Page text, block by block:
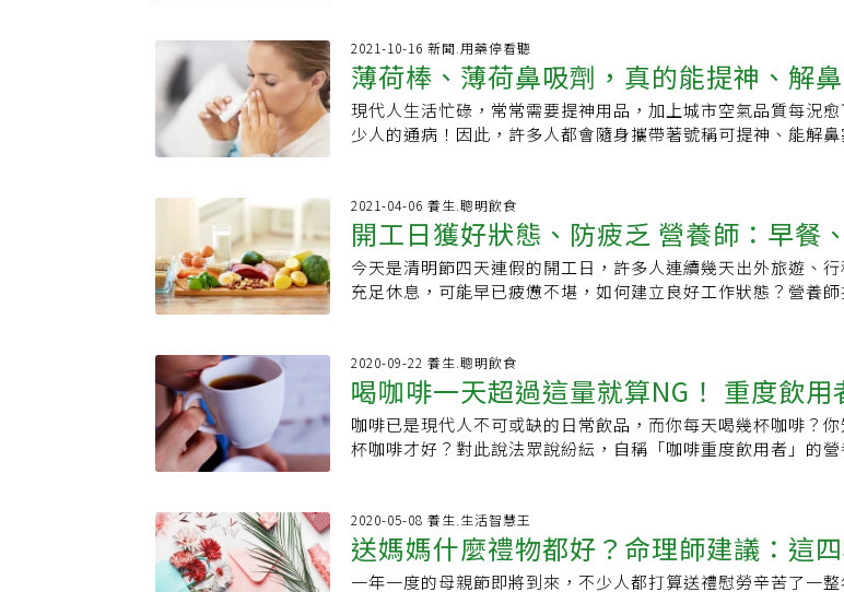
互作用。也需要特別注意避免與酒精類飲品或在太相近的時間一
心臟帶來過度的刺激，可能會引起心悸等不適症狀。平時也建議
謝提神飲料各類成分，並維持整體身體健康。 嫚嫚營養師也建
其實很多，像是喝無糖咖啡、無糖綠茶、保持營養均衡、補充B
灣人「地表最不適合喝酒」！酒癮戒不掉可能是維他命B群不足
字、圖片皆屬《今健康》所有，網站、媒體、論壇引用請註明
冰滴咖啡的風味細膩，許多店家還會再將冰滴咖啡冷藏數天熟成
層次。◎冷萃咖啡：冷萃咖啡的沖泡方式與冷泡茶相似，是將咖
冷水中，喝起來風味純淨而酸度較低，若再額外注入氮氣使冷
泡，口感會更加柔滑。二、減少負面影響，選對時間很重要蔡
寢時間是晚上10點，可拉長到睡前7小時就不喝咖啡，意即下午3
由於咖啡因在喝完後20-30分鐘才發揮作用，食藥署提醒，若有
完咖啡立刻小睡片刻，醒來剛好可發揮提振精神的效果。此外，
下，剛起床時體內皮質醇濃度最高，此時咖啡的提神效果不明
2-3小時或午餐後2-3小時飲用最佳。三、注意咖啡因標示 享受
經中樞亢奮、增加腎上腺皮質醇等賀爾蒙分泌，過量還可能導致
眠等狀況。咖啡因也會刺激胃酸分泌，使胃食道逆流或胃潰瘍
若攝取過多，甚至可能導致鈣質流失，影響骨骼健康。每天最
啡因呢？蔡孟融營養師説，每日咖啡因攝取量限制依照族群年
用咖啡無負擔：根據衛生福利部「連鎖飲料便利商店及速食業之
示規定」，現場調製的咖啡需有咖啡因含量之標示，並以顏色區
的含量。◎紅色：含有201毫克以上◎黃色：含101-200毫克◎綠
啡，其內含有咖啡因是提神的成份之一，咖啡因能夠刺激中樞神
上腺素分泌，使人呈現一種興奮的狀態，藉此達到提神的效果，
啡習慣者，長時間攝取大量咖啡因可能會出現慢性疲勞，提神的
差。◎牛磺酸：則是提神界的第一把交椅，幾乎能量飲料、提神
牛磺酸，大樹藥局張益誌藥師說明牛磺酸是一種含硫胺基酸，也
時，不建議大量服用咖啡因，以免對心臟造成負擔。◎維生素B
不能少了維生素B群，維生素B群能夠幫助體內代謝、協助心臟
具有保護神經、維持體內神經傳導物質生成的效果，甚至有些
提神，會攝取超量的B群，大樹藥局張益誌藥師解釋超量攝取B
幫助體內維持氧氣的運輸，減少缺氧帶來的疲勞，以及適當補充
身體及時補充能量，也能夠有助於提神。不過在熬夜過後身體
畢竟熬夜對身體還是有所損傷，大樹藥局張益誌藥師提醒，熬夜
維生素B、C、優質蛋白質以及胺基酸等，可以幫助身體修復，
在熬夜後身體大量累積疲勞，許多人會藉著元旦休假長時間補
生活。圖文創作：健談專家諮詢：大樹藥局 張益誌藥師本文經《
登，原文刊載於此
2021-10-16 新聞.用藥停看聽
薄荷棒、薄荷鼻吸劑，真的能提神、解
師警告：使用不當恐使問題更惡化
現代人生活忙碌，常常需要提神用品，加上城市空氣品質每況
少人的通病！因此，許多人都會隨身攜帶著號稱可提神、能解
易延誤就醫蔡藥師指出：市面上常見的薄荷棒、薄荷鼻吸劑屬於
非常容易，許多人為了提神或緩解鼻塞不適，都會使用此類藥品
成分是薄荷醇（menthol），可直接作用於神經受器，產生清涼
解鼻塞的錯覺。食藥署也提醒民眾，這類產品同時會對鼻黏膜
黏膜充血，進而降低鼻子呼吸的氣流量，長期使用可能使鼻塞問
品的吸收、代謝都與成人不同。若想給予兒童該類藥品，應詳讀
標示的用法、注意事項、使用年齡等，以及用藥後若有不適症
切勿擅自過量使用。(2)塗抹應適量，次數勿頻繁由於薄荷醇類
性，長期使用會使鼻黏膜處於刺激充血狀態，因此不可頻繁地
適，亦應立即停用並儘速就醫。(3)注意是否為合格藥品隨著網路
況越來越多，購買時應注意是否有合格的成藥字號。食藥署叮嚀
鼻吸劑內的薄荷成分能讓人提神，但若要解決鼻塞問題，仍應找
2021-04-06 養生.聰明飲食
開工日獲好狀態、防疲乏 營養師：早餐
樣吃
今天是清明節四天連假的開工日，許多人連續幾天出外旅遊、
充足休息，可能早已疲憊不堪，如何建立良好工作狀態？營養
富含維生素Ｃ的水果，有抗發炎之用，但注意不要喝咖啡或含糖
營養素的的吸收效果，力抗連假後的疲憊與壓力感。●早餐吃
白質提供能量一日之計在於「晨」，連假過後，開工日的早餐應
蛋白質，台安醫院預防醫學事業部營養師劉怡里說明，早上攝
助大腦清醒，可以吃地瓜、全麥麵包、薏仁、燕麥等，且因富含
表示，維生素B群能維護神經、內分泌系統，也有助消除疲勞、
綠色蔬菜，如地瓜葉、青江菜、綠花椰菜，或是水果，如芭樂、
木瓜、奇異果等。●下午茶吃水果配優格 補充維生素Ｃ抗連假
2020-09-22 養生.聰明飲食
喝咖啡一天超過這量就算NG！ 重度飲用
的攝取觀念
咖啡已是現代人不可或缺的日常飲品，而你每天喝幾杯咖啡？
杯咖啡才好？對此說法眾說紛紜，自稱「咖啡重度飲用者」的
調整，就不用擔心了！咖啡因分級標示作為衡量指標 依據自己
用的杯數很多人對咖啡又愛又怕，原因大多來自於錯誤的認知，
三大咖啡迷思，並彙整出客觀的建議：迷思一：喝咖啡能提神？
2020-05-08 養生.生活智慧王
送媽媽什麼禮物都好？命理師建議：這
一年一度的母親節即將到來，不少人都打算送禮慰勞辛苦了一